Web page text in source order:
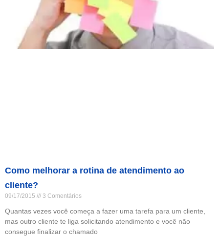
Como melhorar a rotina de atendimento ao
cliente?
09/17/2015 3 Comentários
Quantas vezes você começa a fazer uma tarefa para um cliente,
mas outro cliente te liga solicitando atendimento e você não
consegue finalizar o chamado